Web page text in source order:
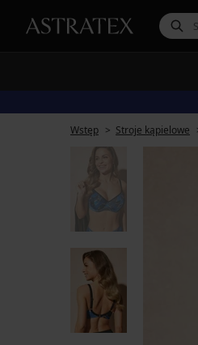
Wstęp Stroje kąpielowe